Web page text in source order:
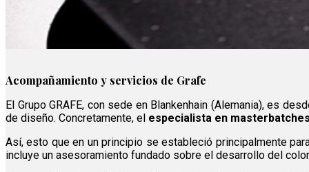
Acompañamiento y servicios de Grafe
El Grupo GRAFE, con sede en Blankenhain (Alemania), es
de diseño. Concretamente, el especialista en
Así, esto que en un principio se estableció principalmente
incluye un asesoramiento fundado sobre el desarrollo del